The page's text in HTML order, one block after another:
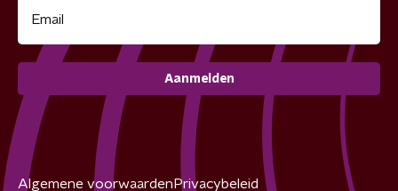
Aanmelden
Algemene voorwaarden Privacybeleid